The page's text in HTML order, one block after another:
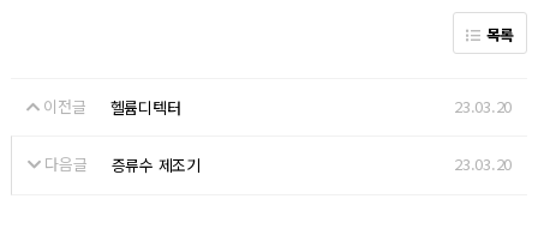
목록
이전글 헬륨디텍터 23.03.20
다음글 증류수 제조기 23.03.20